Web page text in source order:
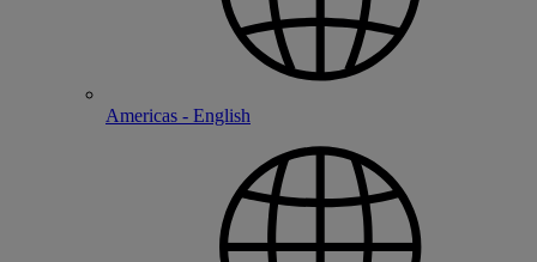
Americas - English